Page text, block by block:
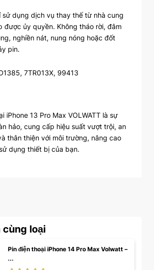
sử dụng dịch vụ thay thế từ nhà cung
được ủy quyền. Không tháo rời, đâm
nghiền nát, nung nóng hoặc đốt
pin.
7TR013X, 99413
iPhone 13 Pro Max VOLWATT là sự
hảo, cung cấp hiệu suất vượt trội, an
thân thiện với môi trường, nâng cao
dụng thiết bị của bạn.
cùng loại
Pin điện thoại iPhone 14 Pro Max Volwatt –
...